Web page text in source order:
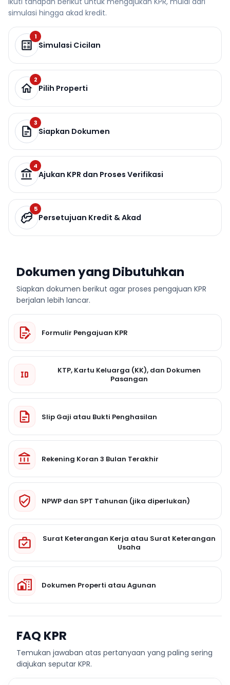
simulasi hingga akad kredit.
1
Simulasi Cicilan
2
Pilih Properti
3
Siapkan Dokumen
4
Ajukan KPR dan Proses Verifikasi
5
Persetujuan Kredit & Akad
Dokumen yang Dibutuhkan
Siapkan dokumen berikut agar proses pengajuan KPR
berjalan lebih lancar.
Formulir Pengajuan KPR
KTP, Kartu Keluarga (KK), dan Dokumen
Pasangan
Slip Gaji atau Bukti Penghasilan
Rekening Koran 3 Bulan Terakhir
NPWP dan SPT Tahunan (jika diperlukan)
Surat Keterangan Kerja atau Surat Keterangan
Usaha
Dokumen Properti atau Agunan
FAQ KPR
Temukan jawaban atas pertanyaan yang paling sering
diajukan seputar KPR.